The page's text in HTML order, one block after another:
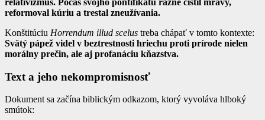
reformoval kúriu a trestal zneužívania.
Konštitúciu Horrendum illud scelus treba chápať v tomto kontexte:
Svätý pápež videl v beztrestnosti hriechu proti prírode nielen
morálny prečin, ale aj profanáciu kňazstva.
Text a jeho nekompromisnosť
Dokument sa začína biblickým odkazom, ktorý vyvoláva hlboký
smútok: